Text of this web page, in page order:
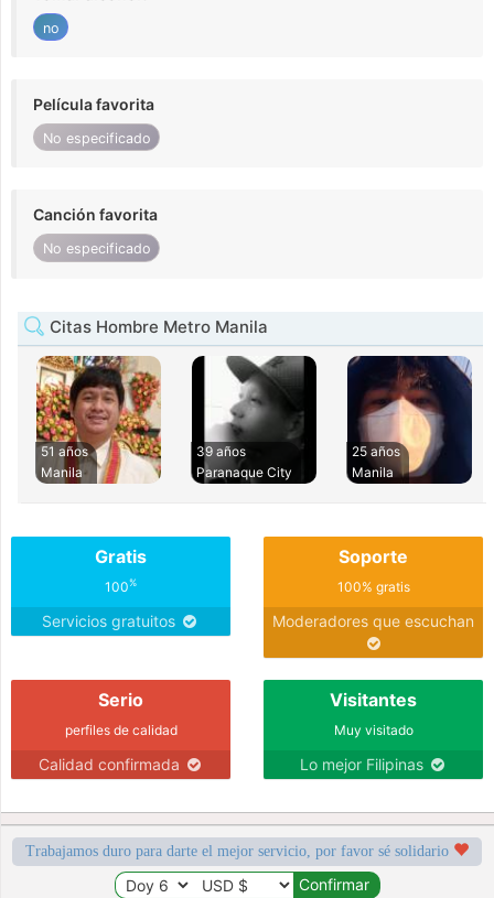
no
Película favorita
No especificado
Canción favorita
No especificado
Citas Hombre Metro Manila
51 años
Manila
39 años
Paranaque City
25 años
Manila
Gratis
100%
Servicios gratuitos
Soporte
100% gratis
Moderadores que escuchan
Serio
perfiles de calidad
Calidad confirmada
Visitantes
Muy visitado
Lo mejor Filipinas
Trabajamos duro para darte el mejor servicio, por favor sé solidario